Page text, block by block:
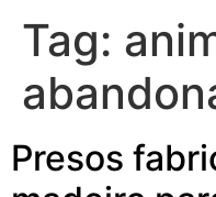
Tag:
Presos